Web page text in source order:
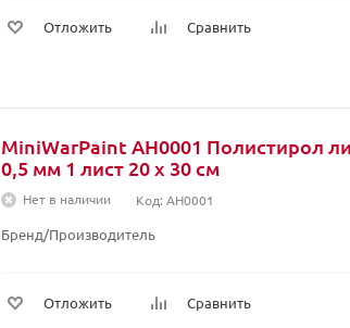
Отложить Сравнить
MiniWarPaint AH0001 Полистирол
0,5 мм 1 лист 20 x 30 см
Нет в наличии Код: AH0001
Бренд/Производитель
Отложить Сравнить